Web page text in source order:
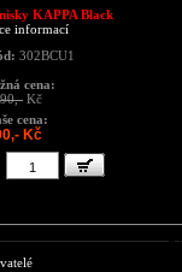
KAPPA Black
informací
302BCU1
cena:
Kč
cena:
Kč